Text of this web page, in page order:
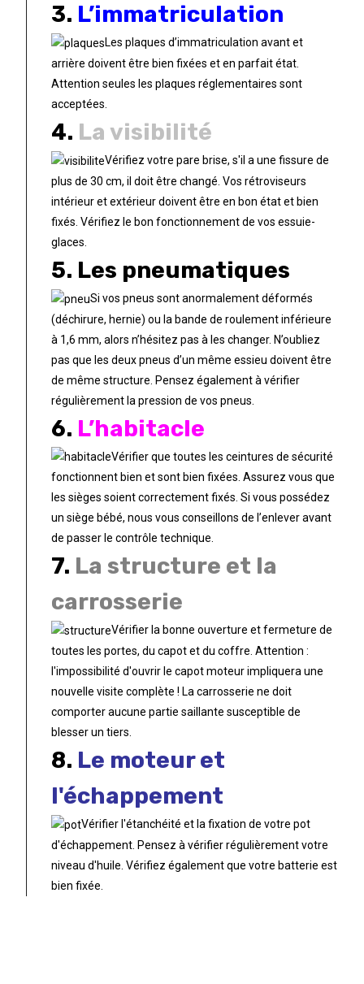
3. L’immatriculation
Les plaques d’immatriculation avant et
arrière doivent être bien fixées et en parfait état.
Attention seules les plaques réglementaires sont
acceptées.
4. La visibilité
Vérifiez votre pare brise, s'il a une fissure de
plus de 30 cm, il doit être changé. Vos rétroviseurs
intérieur et extérieur doivent être en bon état et bien
fixés. Vérifiez le bon fonctionnement de vos essuie-
glaces.
5. Les pneumatiques
Si vos pneus sont anormalement déformés
(déchirure, hernie) ou la bande de roulement inférieure
à 1,6 mm, alors n’hésitez pas à les changer. N’oubliez
pas que les deux pneus d’un même essieu doivent être
de même structure. Pensez également à vérifier
régulièrement la pression de vos pneus.
6. L’habitacle
Vérifier que toutes les ceintures de sécurité
fonctionnent bien et sont bien fixées. Assurez vous que
les sièges soient correctement fixés. Si vous possédez
un siège bébé, nous vous conseillons de l’enlever avant
de passer le contrôle technique.
7. La structure et la
carrosserie
Vérifier la bonne ouverture et fermeture de
toutes les portes, du capot et du coffre. Attention :
l'impossibilité d'ouvrir le capot moteur impliquera une
nouvelle visite complète ! La carrosserie ne doit
comporter aucune partie saillante susceptible de
blesser un tiers.
8. Le moteur et
l'échappement
Vérifier l'étanchéité et la fixation de votre pot
d'échappement. Pensez à vérifier régulièrement votre
niveau d'huile. Vérifiez également que votre batterie est
bien fixée.